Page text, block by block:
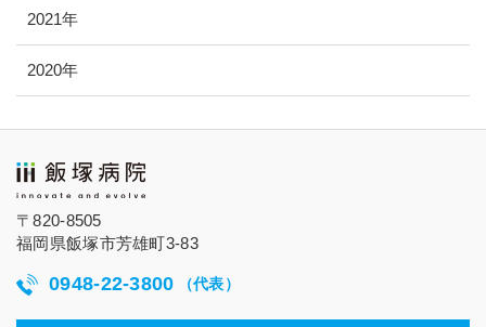
2021年
2020年
〒820-8505
福岡県飯塚市芳雄町3-83
0948-22-3800 （代表）